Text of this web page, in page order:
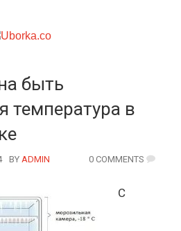
быть
температура в
BY AUTHOR
ADMIN 0 COMMENTS
С